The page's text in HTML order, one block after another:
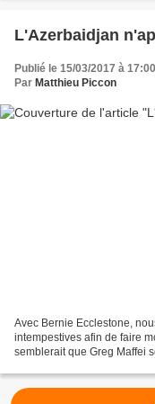
L'Azerbaidjan
Publié le 15/03/2017 à 17:00
Par Matthieu Piccon
Avec Bernie Ecclestone,
intempestives afin de faire
semblerait que Greg Maffei